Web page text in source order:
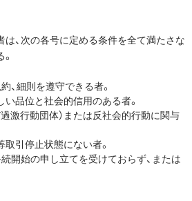
、次の各号に定める条件を全て満たさな
、細則を遵守できる者。
品位と社会的信用のある者。
激行動団体）または反社会的行動に関与
引停止状態にない者。
開始の申し立てを受けておらず、または